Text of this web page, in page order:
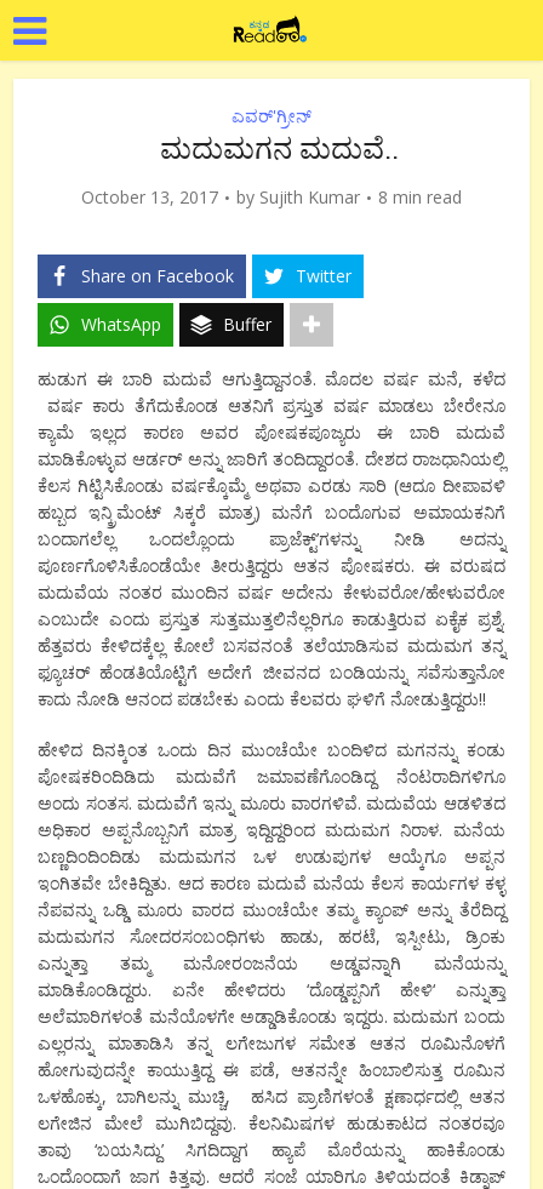
ಎವರ್'ಗ್ರೀನ್
ಮದುಮಗನ ಮದುವೆ..
October 13, 2017 by Sujith Kumar 8 min read
Share on Facebook Twitter
WhatsApp Buffer
ಹುಡುಗ ಈ ಬಾರಿ ಮದುವೆ ಆಗುತ್ತಿದ್ದಾನಂತೆ. ಮೊದಲ ವರ್ಷ ಮನೆ, ಕಳೆದ
ವರ್ಷ ಕಾರು ತೆಗೆದುಕೊಂಡ ಆತನಿಗೆ ಪ್ರಸ್ತುತ ವರ್ಷ ಮಾಡಲು ಬೇರೇನೂ
ಕ್ಯಾಮೆ ಇಲ್ಲದ ಕಾರಣ ಅವರ ಪೋಷಕಪೂಜ್ಯರು ಈ ಬಾರಿ ಮದುವೆ
ಮಾಡಿಕೊಳ್ಳುವ ಆರ್ಡರ್ ಅನ್ನು ಜಾರಿಗೆ ತಂದಿದ್ದಾರಂತೆ. ದೇಶದ ರಾಜಧಾನಿಯಲ್ಲಿ
ಕೆಲಸ ಗಿಟ್ಟಿಸಿಕೊಂಡು ವರ್ಷಕ್ಕೊಮ್ಮೆ ಅಥವಾ ಎರಡು ಸಾರಿ (ಆದೂ ದೀಪಾವಳಿ
ಹಬ್ಬದ ಇನ್ಕ್ರಿಮೆಂಟ್ ಸಿಕ್ಕರೆ ಮಾತ್ರ) ಮನೆಗೆ ಬಂದೊಗುವ ಅಮಾಯಕನಿಗೆ
ಬಂದಾಗಲೆಲ್ಲ ಒಂದಲ್ಲೊಂದು ಪ್ರಾಜೆಕ್ಟ್’ಗಳನ್ನು ನೀಡಿ ಅದನ್ನು
ಪೂರ್ಣಗೊಳಿಸಿಕೊಂಡೆಯೇ ತೀರುತ್ತಿದ್ದರು ಆತನ ಪೋಷಕರು. ಈ ವರುಷದ
ಮದುವೆಯ ನಂತರ ಮುಂದಿನ ವರ್ಷ ಅದೇನು ಕೇಳುವರೋ/ಹೇಳುವರೋ
ಎಂಬುದೇ ಎಂದು ಪ್ರಸ್ತುತ ಸುತ್ತಮುತ್ತಲಿನೆಲ್ಲರಿಗೂ ಕಾಡುತ್ತಿರುವ ಏಕೈಕ ಪ್ರಶ್ನೆ.
ಹೆತ್ತವರು ಕೇಳಿದಕ್ಕೆಲ್ಲ ಕೋಲೆ ಬಸವನಂತೆ ತಲೆಯಾಡಿಸುವ ಮದುಮಗ ತನ್ನ
ಫ್ಯೂಚರ್ ಹೆಂಡತಿಯೊಟ್ಟಿಗೆ ಅದೇಗೆ ಜೀವನದ ಬಂಡಿಯನ್ನು ಸವೆಸುತ್ತಾನೋ
ಕಾದು ನೋಡಿ ಆನಂದ ಪಡಬೇಕು ಎಂದು ಕೆಲವರು ಘಳಿಗೆ ನೋಡುತ್ತಿದ್ದರು!!
ಹೇಳಿದ ದಿನಕ್ಕಿಂತ ಒಂದು ದಿನ ಮುಂಚೆಯೇ ಬಂದಿಳಿದ ಮಗನನ್ನು ಕಂಡು
ಪೋಷಕರಿಂದಿಡಿದು ಮದುವೆಗೆ ಜಮಾವಣೆಗೊಂಡಿದ್ದ ನೆಂಟರಾದಿಗಳಿಗೂ
ಅಂದು ಸಂತಸ. ಮದುವೆಗೆ ಇನ್ನು ಮೂರು ವಾರಗಳಿವೆ. ಮದುವೆಯ ಆಡಳಿತದ
ಅಧಿಕಾರ ಅಪ್ಪನೊಬ್ಬನಿಗೆ ಮಾತ್ರ ಇದ್ದಿದ್ದರಿಂದ ಮದುಮಗ ನಿರಾಳ. ಮನೆಯ
ಬಣ್ಣದಿಂದಿಂದಿಡು ಮದುಮಗನ
ಒಳ ಉಡುಪುಗಳ ಆಯ್ಕೆಗೂ ಅಪ್ಪನ
ಇಂಗಿತವೇ ಬೇಕಿದ್ದಿತು. ಆದ ಕಾರಣ ಮದುವೆ ಮನೆಯ ಕೆಲಸ ಕಾರ್ಯಗಳ ಕಳ್ಳ
ನೆಪವನ್ನು ಒಡ್ಡಿ ಮೂರು ವಾರದ ಮುಂಚೆಯೇ ತಮ್ಮ ಕ್ಯಾಂಪ್ ಅನ್ನು ತೆರೆದಿದ್ದ
ಮದುಮಗನ ಸೋದರಸಂಬಂಧಿಗಳು ಹಾಡು, ಹರಟೆ, ಇಸ್ಪೀಟು, ಡ್ರಿಂಕು
ಎನ್ನುತ್ತಾ ತಮ್ಮ ಮನೋರಂಜನೆಯ ಅಡ್ಡವನ್ನಾಗಿ ಮನೆಯನ್ನು
ಮಾಡಿಕೊಂಡಿದ್ದರು. ಏನೇ ಹೇಳಿದರು ‘ದೊಡ್ಡಪ್ಪನಿಗೆ ಹೇಳಿ‘ ಎನ್ನುತ್ತಾ
ಅಲೆಮಾರಿಗಳಂತೆ ಮನೆಯೊಳಗೇ ಅಡ್ಡಾಡಿಕೊಂಡು ಇದ್ದರು. ಮದುಮಗ ಬಂದು
ಎಲ್ಲರನ್ನು ಮಾತಾಡಿಸಿ ತನ್ನ ಲಗೇಜುಗಳ ಸಮೇತ ಆತನ ರೂಮಿನೊಳಗೆ
ಹೋಗುವುದನ್ನೇ ಕಾಯುತ್ತಿದ್ದ ಈ ಪಡೆ, ಆತನನ್ನೇ ಹಿಂಬಾಲಿಸುತ್ತ ರೂಮಿನ
ಒಳಹೊಕ್ಕು,ಬಾಗಿಲನ್ನು ಮುಚ್ಚಿ,
ಹಸಿದ ಪ್ರಾಣಿಗಳಂತೆ ಕ್ಷಣಾರ್ಧದಲ್ಲಿ ಆತನ
ಲಗೇಜಿನ ಮೇಲೆ ಮುಗಿಬಿದ್ದವು. ಕೆಲನಿಮಿಷಗಳ ಹುಡುಕಾಟದ ನಂತರವೂ
ತಾವು ‘ಬಯಸಿದ್ದು’ಸಿಗದಿದ್ದಾಗ ಹ್ಯಾಪೆ ಮೊರೆಯನ್ನು ಹಾಕಿಕೊಂಡು
ಒಂದೊಂದಾಗೆ ಜಾಗ ಕಿತ್ತವು. ಆದರೆ ಸಂಜೆ ಯಾರಿಗೂ ತಿಳಿಯದಂತೆ ಕಿಡ್ನಾಪ್